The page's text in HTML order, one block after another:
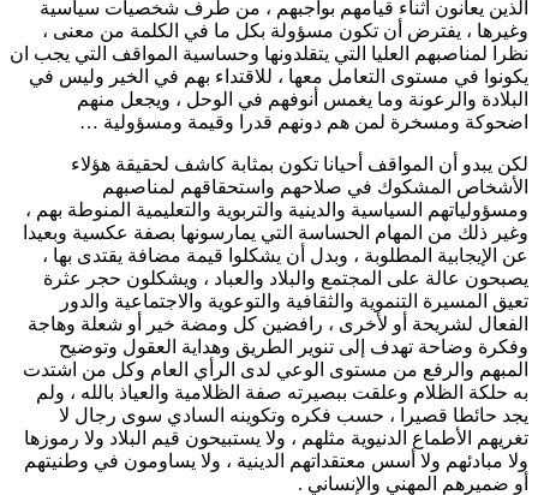
الذين يعانون أثناء قيامهم بواجبهم ، من طرف شخصيات سياسية
وغيرها ، يفترض أن تكون مسؤولة بكل ما في الكلمة من معنى ،
نظرا لمناصبهم العليا التي يتقلدونها وحساسية المواقف التي يجب ان
يكونوا في مستوى التعامل معها ، للاقتداء بهم في الخير وليس في
البلادة والرعونة وما يغمس أنوفهم في الوحل ، ويجعل منهم
اضحوكة ومسخرة لمن هم دونهم قدرا وقيمة ومسؤولية …
لكن يبدو أن المواقف أحيانا تكون بمثابة كاشف لحقيقة هؤلاء
الأشخاص المشكوك في صلاحهم واستحقاقهم لمناصبهم
ومسؤولياتهم السياسية والدينية والتربوية والتعليمية المنوطة بهم ،
وغير ذلك من المهام الحساسة التي يمارسونها بصفة عكسية وبعيدا
عن الإيجابية المطلوبة ، وبدل أن يشكلوا قيمة مضافة يقتدى بها ،
يصبحون عالة على المجتمع والبلاد والعباد ، ويشكلون حجر عثرة
تعيق المسيرة التنموية والثقافية والتوعوية والاجتماعية والدور
الفعال لشريحة أو لأخرى ، رافضين كل ومضة خير أو شعلة وهاجة
وفكرة وضاحة تهدف إلى تنوير الطريق وهداية العقول وتوضيح
المبهم والرفع من مستوى الوعي لدى الرأي العام وكل من اشتدت
به حلكة الظلام وعلقت ببصيرته صفة الظلامية والعياذ بالله ، ولم
يجد حائطا قصيرا ، حسب فكره وتكوينه السادي سوى رجال لا
تغريهم الأطماع الدنيوية مثلهم ، ولا يستبيحون قيم البلاد ولا رموزها
ولا مبادئهم ولا أسس معتقداتهم الدينية ، ولا يساومون في وطنيتهم
أو ضميرهم المهني والإنساني .